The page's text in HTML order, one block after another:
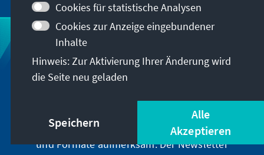
Newsletter Archiv und Zeitgeschichte
Wir informieren Sie über Neuigkeiten rund um
unser Archiv, geben Hinweise zu unseren
zeithistorisch-politischen Veranstaltungen und
machen Sie auf neu erschienene Publikationen
und Formate aufmerksam. Der Newsletter
Cookies für statistische Analysen
Cookies zur Anzeige eingebundener
Inhalte
Hinweis: Zur Aktivierung Ihrer Änderung wird
die Seite neu geladen
Speichern
Alle
Akzeptieren